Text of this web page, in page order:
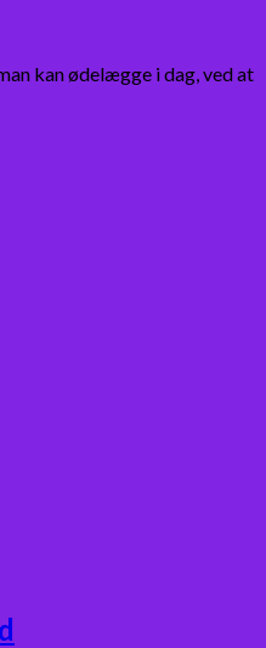
kan ødelægge i dag, ved at